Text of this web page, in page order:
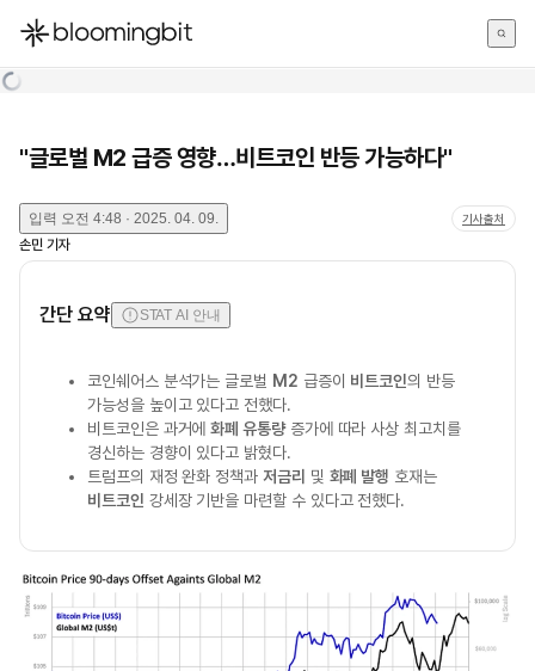
한국어
"글로벌 M2 급증 영향…비트코인 반등 가능하다"
입력 오전 4:48 · 2025. 04. 09. 기사출처
손민 기자
간단 요약 STAT AI 안내
코인쉐어스 분석가는 글로벌 M2 급증이 비트코인의 반등
가능성을 높이고 있다고 전했다.
비트코인은 과거에화폐 유통량증가에 따라 사상 최고치를
경신하는 경향이 있다고 밝혔다.
트럼프의 재정 완화 정책과 저금리 및 화폐 발행 호재는
비트코인 강세장 기반을 마련할 수 있다고 전했다.